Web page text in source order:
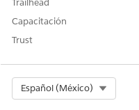
Trailhead
Capacitación
Trust
Español (México)